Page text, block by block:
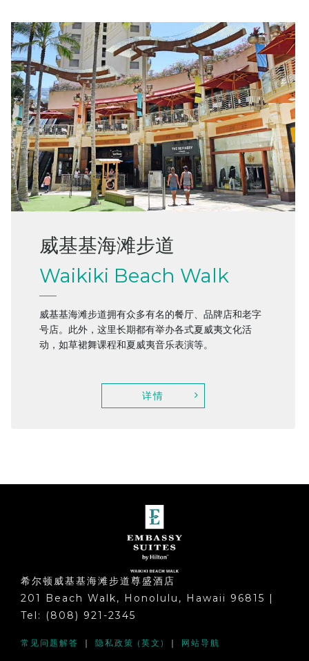
威基基海滩步道
Waikiki Beach Walk
威基基海滩步道拥有众多有名的餐厅、品牌店和老字
号店。此外，这里长期都有举办各式夏威夷文化活
动，如草裙舞课程和夏威夷音乐表演等。
详情
希尔顿威基基海滩步道尊盛酒店
201 Beach Walk, Honolulu, Hawaii 96815 |
Tel: (808) 921-2345
常见问题解答 ｜ 隐私政策 (英文) ｜ 网站导航